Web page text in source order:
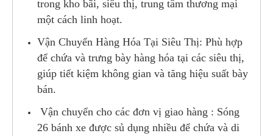
trong kho bãi, siêu thị, trung tâm thương mại
một cách linh hoạt.
Vận Chuyển Hàng Hóa Tại Siêu Thị: Phù hợp
để chứa và trưng bày hàng hóa tại các siêu thị,
giúp tiết kiệm không gian và tăng hiệu suất bày
bán.
Vận chuyển cho các đơn vị giao hàng : Sóng
26 bánh xe được sủ dụng nhiều để chứa và di